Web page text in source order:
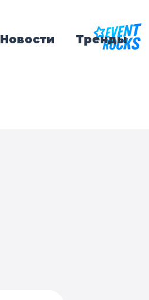
Новости Тренды